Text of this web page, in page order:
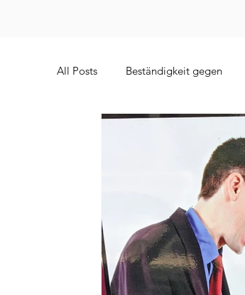
All Posts Beständigkeit gegen
Technologie
Jungsche Psychologie